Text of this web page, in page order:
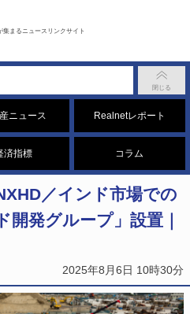
まるニュースリンクサイト
ニュース Realnetレポート
済指標 コラム
／インド市場での
発グループ」設置｜
2025年8月6日 10時30分